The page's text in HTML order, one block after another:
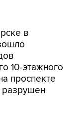
в
10-этажного
проспекте